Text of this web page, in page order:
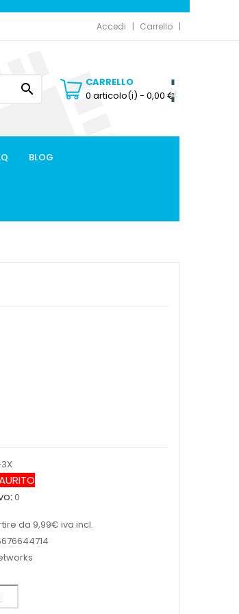
Accedi Carrello

CARRELLO
0 articolo(i) - 0,00 €
BLOG
0
da 9,99€ iva incl.